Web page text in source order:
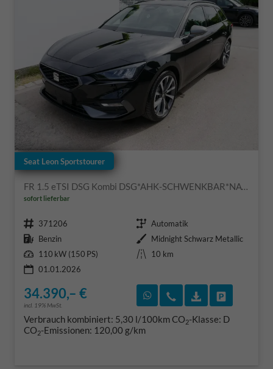
Seat Leon Sportstourer
FR 1.5 eTSI DSG Kombi DSG*AHK-SCHWENKBAR*NAVI*ACC*KAMERA*3-ZONE KILMAAUTOMATIK
sofort lieferbar
Fahrzeugnr. 371206 Getriebe Automatik
Kraftstoff Benzin Außenfarbe Midnight Schwarz Metallic
Leistung 110 kW (150 PS) Kilometerstand
10 km
01.01.2026
34.390,– €
incl. 19% MwSt.
Rückruf vereinbaren
Wir rufen Sie an
Verbrauch kombiniert: 5,30 l/100kmCO2-Klasse: D
CO2-Emissionen: 120,00 g/km